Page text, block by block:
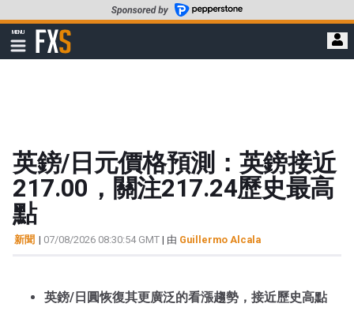
至
要
MENU
顯
示
FXStreet
英鎊/日元價格預測：英鎊接近
217.00，關注217.24歷史最高
點
新聞 | 07/08/2026 08:30:54 GMT | 由 Guillermo Alcala
英鎊/日圓恢復其更廣泛的看漲趨勢，接近歷史高點